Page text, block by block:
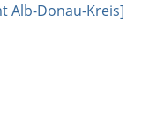
Alb-Donau-Kreis]